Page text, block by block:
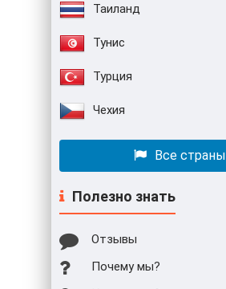
Таиланд
Тунис
Турция
Чехия
Все страны
Полезно знать
Отзывы
Почему мы?